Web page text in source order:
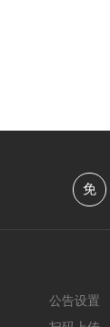
免
公告设置